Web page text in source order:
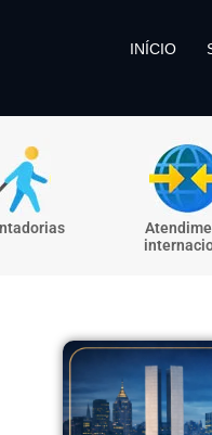
INÍCIO